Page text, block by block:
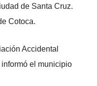
de Santa Cruz.
Cotoca.
Accidental
el municipio